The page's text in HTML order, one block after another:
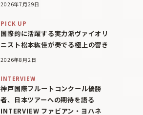
2026年7月29日
PICK UP
国際的に活躍する実力派ヴァイオリ
ニスト松本紘佳が奏でる極上の響き
2026年8月2日
INTERVIEW
神戸国際フルートコンクール優勝
者、日本ツアーへの期待を語る
INTERVIEW ファビアン・ヨハネ